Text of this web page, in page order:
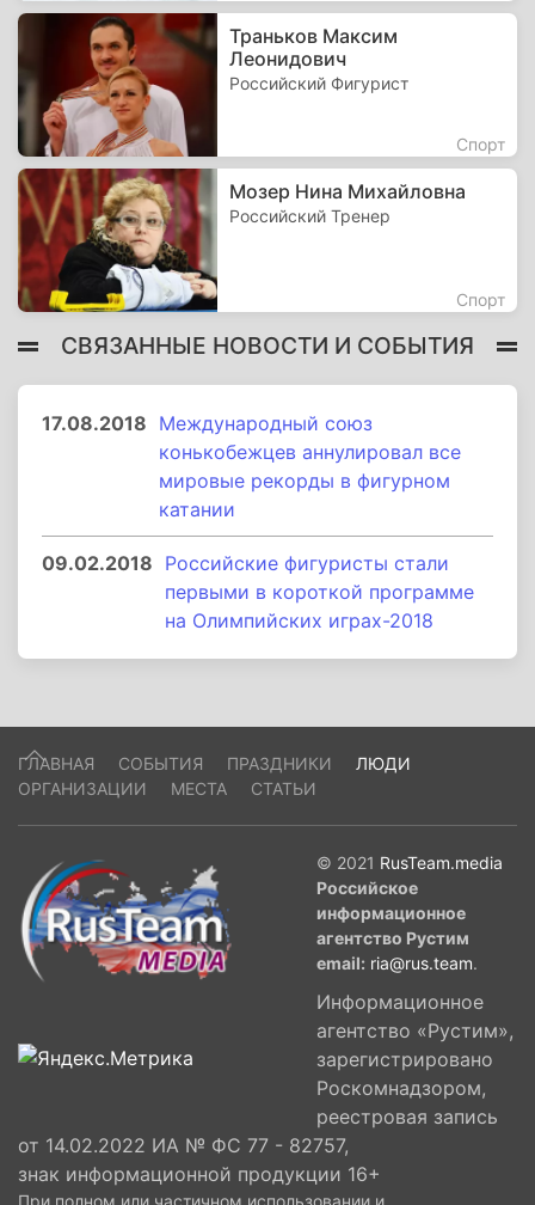
Траньков Максим
Леонидович
Российский Фигурист
Спорт
Мозер Нина Михайловна
Российский Тренер
Спорт
СВЯЗАННЫЕ НОВОСТИ И СОБЫТИЯ
17.08.2018 Международный союз
конькобежцев аннулировал все
мировые рекорды в фигурном
катании
09.02.2018 Российские фигуристы стали
первыми в короткой программе
на Олимпийских играх-2018
ГЛАВНАЯ СОБЫТИЯ ПРАЗДНИКИ
ЛЮДИ
ОРГАНИЗАЦИИ
МЕСТА СТАТЬИ
© 2021 RusTeam.media
Российское
информационное
агентство Рустим
email: ria@rus.team.
Информационное
агентство «Рустим»,
зарегистрировано
Роскомнадзором,
реестровая запись
от 14.02.2022 ИА № ФС 77 - 82757,
знак информационной продукции 16+
При полном или частичном использовании и